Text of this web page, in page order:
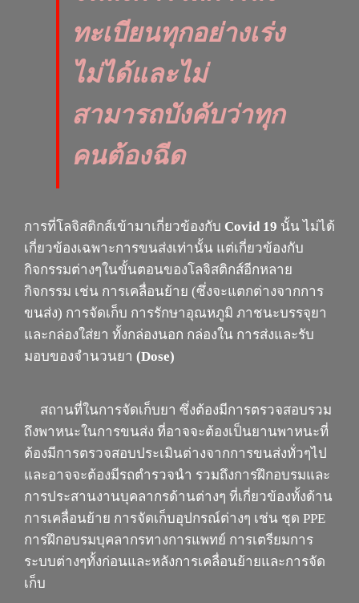
ทะเบียนทุกอย่างเร่ง
ไม่ได้และไม่
สามารถบังคับว่าทุก
คนต้องฉีด
การที่โลจิสติกส์เข้ามาเกี่ยวข้องกับ Covid 19 นั้น ไม่ได้
เกี่ยวข้องเฉพาะการขนส่งเท่านั้น แต่เกี่ยวข้องกับ
กิจกรรมต่างๆในขั้นตอนของโลจิสติกส์อีกหลาย
กิจกรรม เช่น การเคลื่อนย้าย (ซึ่งจะแตกต่างจากการ
ขนส่ง) การจัดเก็บ การรักษาอุณหภูมิ ภาชนะบรรจุยา
และกล่องใส่ยา ทั้งกล่องนอก กล่องใน การส่งและรับ
มอบของจำนวนยา (Dose)
สถานที่ในการจัดเก็บยา ซึ่งต้องมีการตรวจสอบรวม
ถึงพาหนะในการขนส่ง ที่อาจจะต้องเป็นยานพาหนะที่
ต้องมีการตรวจสอบประเมินต่างจากการขนส่งทั่วๆไป
และอาจจะต้องมีรถตำรวจนำ รวมถึงการฝึกอบรมและ
การประสานงานบุคลากรด้านต่างๆ ที่เกี่ยวข้องทั้งด้าน
การเคลื่อนย้าย การจัดเก็บอุปกรณ์ต่างๆ เช่น ชุด PPE
การฝึกอบรมบุคลากรทางการแพทย์ การเตรียมการ
ระบบต่างๆทั้งก่อนและหลังการเคลื่อนย้ายและการจัด
เก็บ